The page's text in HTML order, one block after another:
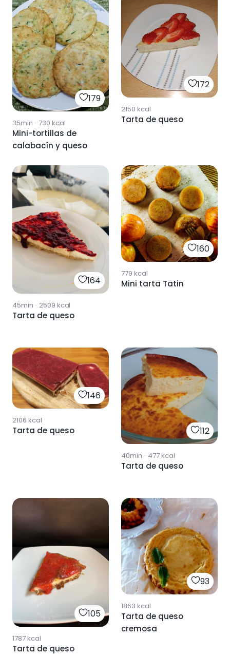
179
35min · 730 kcal
Mini-tortillas de
calabacín y queso
172
2150 kcal
Tarta de queso
164
45min · 2509 kcal
Tarta de queso
160
779 kcal
Mini tarta Tatin
146
2106 kcal
Tarta de queso 112
40min · 477kcal
Tarta de queso
105
1787kcal
Tarta de queso
93
1863 kcal
Tarta de queso
cremosa